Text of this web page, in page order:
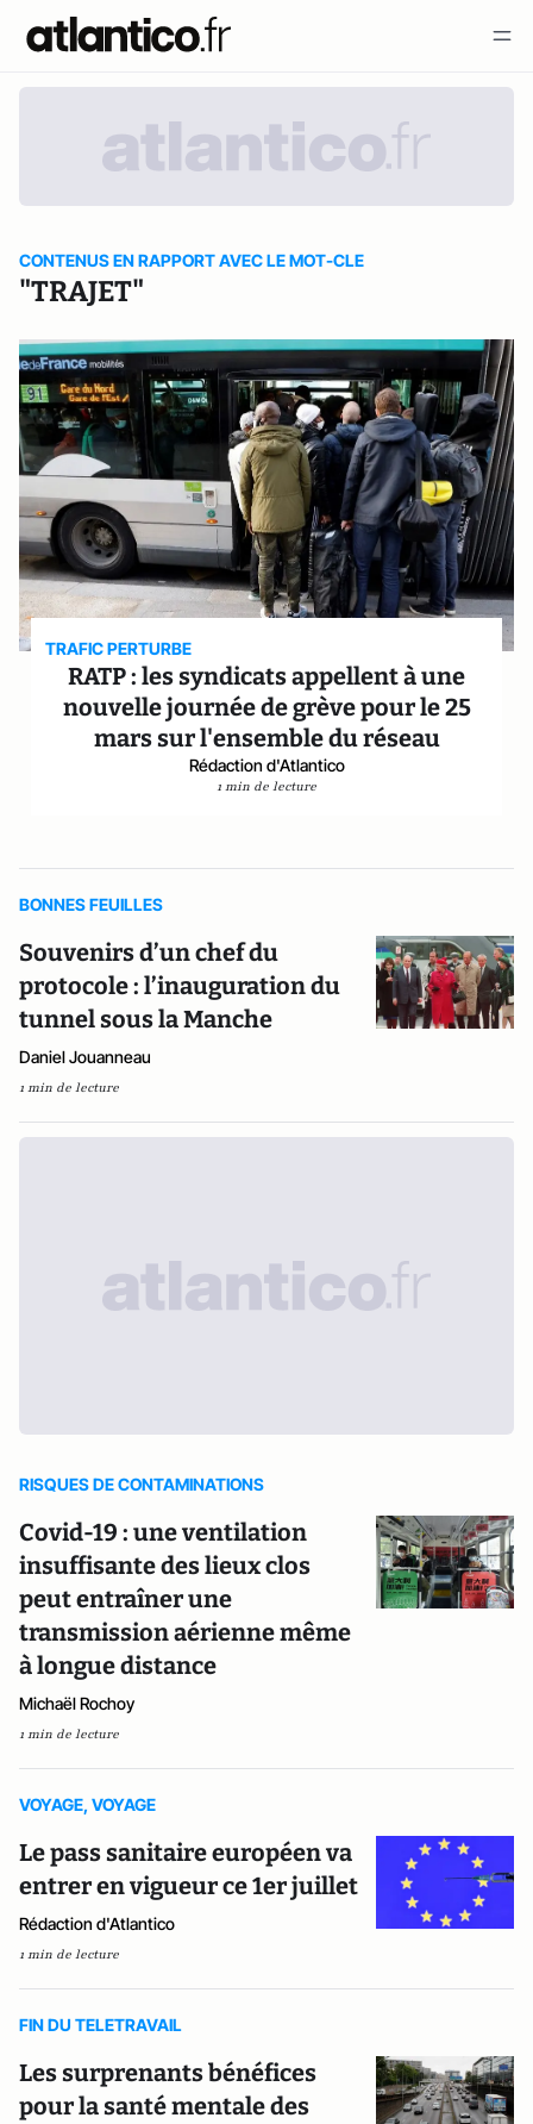
CONTENUS EN RAPPORT AVEC LE MOT-CLE
"TRAJET"
TRAFIC PERTURBE
RATP : les syndicats appellent à une
nouvelle journée de grève pour le 25
mars sur l'ensemble du réseau
Rédaction d'Atlantico
1 min de lecture
BONNES FEUILLES
Souvenirs d’un chef du
protocole : l’inauguration du
tunnel sous la Manche
Daniel Jouanneau
1 min de lecture
RISQUES DE CONTAMINATIONS
Covid-19 : une ventilation
insuffisante des lieux clos
peut entraîner une
transmission aérienne même
à longue distance
Michaël Rochoy
1 min de lecture
VOYAGE, VOYAGE
Le pass sanitaire européen va
entrer en vigueur ce 1er juillet
Rédaction d'Atlantico
1 min de lecture
FIN DU TELETRAVAIL
Les surprenants bénéfices
pour la santé mentale des